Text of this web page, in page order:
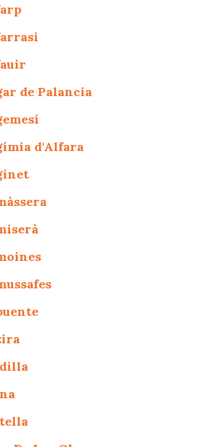
de Palancia
d'Alfara